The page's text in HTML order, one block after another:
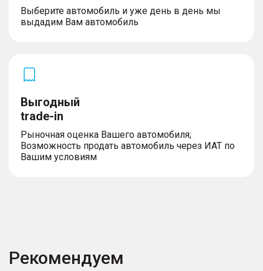
Выберите автомобиль и уже день в день мы
выдадим Вам автомобиль
Выгодный
trade-in
Рыночная оценка Вашего автомобиля;
Возможность продать автомобиль через ИАТ по
Вашим условиям
Рекомендуем